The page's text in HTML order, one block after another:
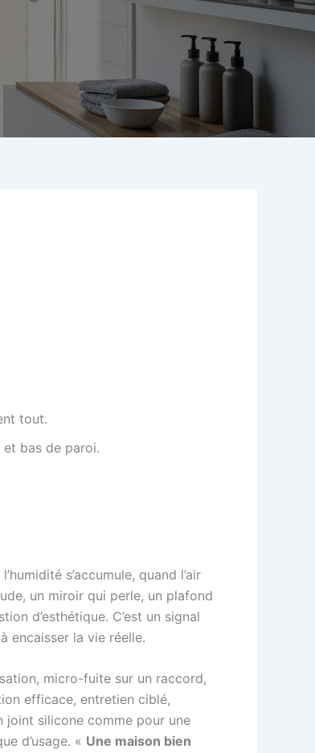
tout.
et bas de paroi.
s’accumule, quand l’air
un miroir qui perle, un plafond
d’esthétique. C’est un signal
encaisser la vie réelle.
micro-fuite sur un raccord,
efficace, entretien ciblé,
joint silicone comme pour une
d’usage. « Une maison bien